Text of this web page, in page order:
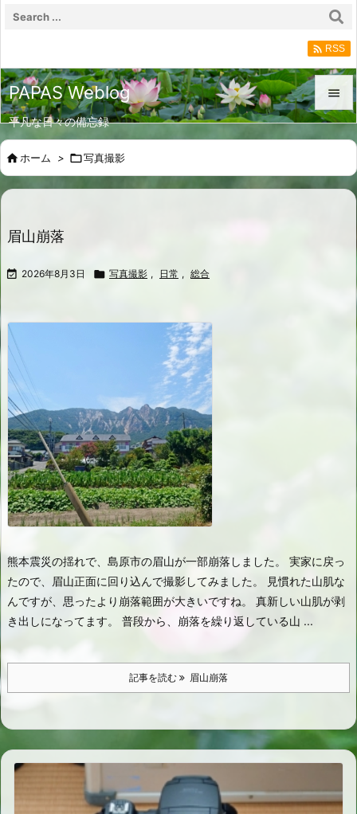
PAPAS Weblog
平凡な日々の備忘録


メニュ
 RSS
ホーム > 写真撮影
眉山崩落
 2026年8月3日  写真撮影 , 日常 , 総合
熊本震災の揺れで、島原市の眉山が一部崩落しました。 実家に戻っ
たので、眉山正面に回り込んで撮影してみました。 見慣れた山肌な
んですが、思ったより崩落範囲が大きいですね。 真新しい山肌が剥
き出しになってます。 普段から、崩落を繰り返している山 ...
記事を読む 眉山崩落